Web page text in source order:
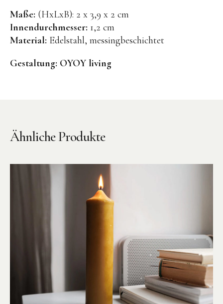
Lernspiele
Holzspielzeug
GRIMM’S
activity boards
lotes toys
Konges Sløjd
KUMI MOOD Spielkunst
BENA | Holzbausteine
Min Min Copenhagen
LIVING PUPPETS®
Orange toys
Maße: (HxLxB): 2 x 3,9 x 2 cm
Innendurchmesser: 1,2 cm
Material: Edelstahl, messingbeschichtet
Gestaltung: OYOY living
Ähnliche Produkte